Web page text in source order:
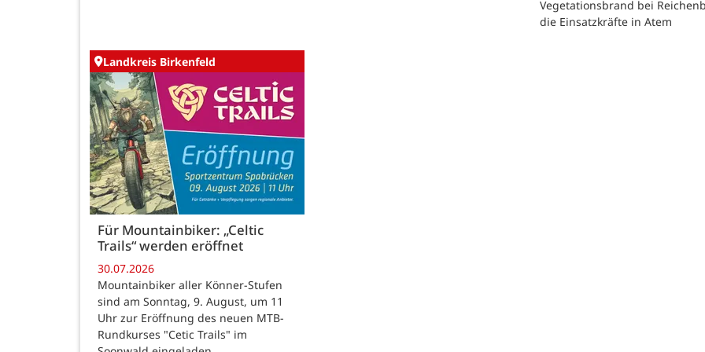
Vegetationsbrand bei
die Einsatzkräfte in Atem
Landkreis Birkenfeld
Für Mountainbiker: „Celtic
Trails“ werden eröffnet
30.07.2026
Mountainbiker aller Könner-Stufen
sind am Sonntag, 9. August, um 11
Uhr zur Eröffnung des neuen MTB-
Rundkurses "Cetic Trails" im